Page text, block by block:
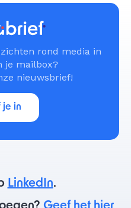
rond media in
je mailbox?
nieuwsbrief!
je in
LinkedIn.